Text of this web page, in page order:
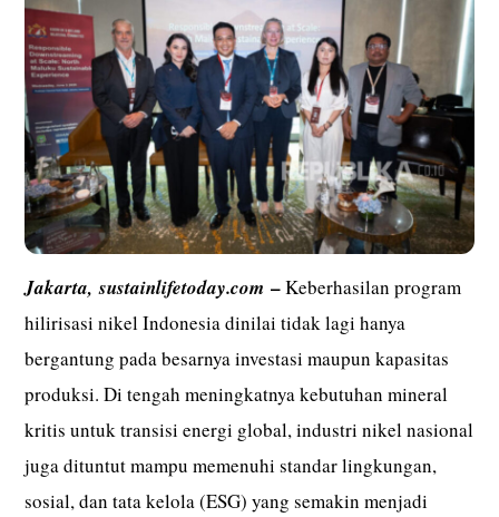
Jakarta,sustainlifetoday.com –Keberhasilan program
hilirisasi nikel Indonesia dinilai tidak lagi hanya
bergantung pada besarnya investasi maupun kapasitas
produksi. Di tengah meningkatnya kebutuhan mineral
kritis untuk transisi energi global, industri nikel nasional
juga dituntut mampu memenuhi standar lingkungan,
sosial, dan tata kelola (ESG) yang semakin menjadi